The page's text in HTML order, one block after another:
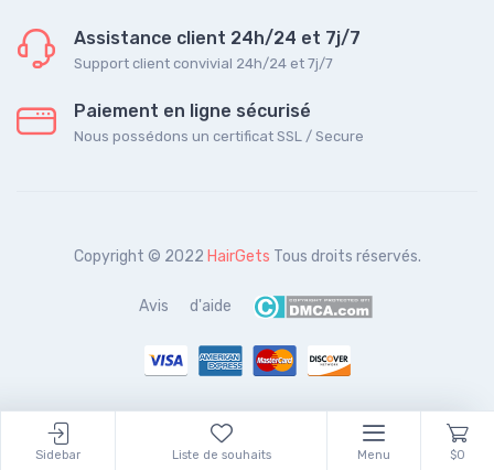
Assistance client 24h/24 et 7j/7
Support client convivial 24h/24 et 7j/7
Paiement en ligne sécurisé
Nous possédons un certificat SSL / Secure
Copyright © 2022 HairGets Tous droits réservés.
Avis d'aide
Sidebar Liste de souhaits Menu $0